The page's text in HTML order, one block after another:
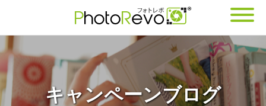
キャンペーンブログ